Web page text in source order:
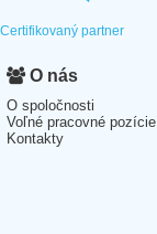
Certifikovaný partner
O nás
O spoločnosti
Voľné pracovné pozície
Kontakty